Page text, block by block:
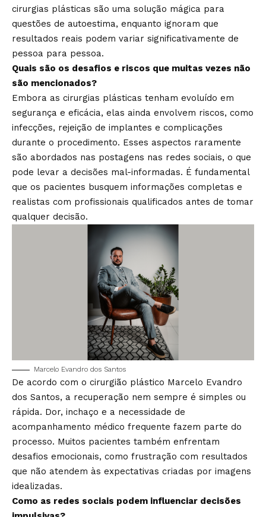
cirurgias plásticas são uma solução mágica para
questões de autoestima, enquanto ignoram que
resultados reais podem variar significativamente de
pessoa para pessoa.
Quais são os desafios e riscos que muitas vezes não
são mencionados?
Embora as cirurgias plásticas tenham evoluído em
segurança e eficácia, elas ainda envolvem riscos, como
infecções, rejeição de implantes e complicações
durante o procedimento. Esses aspectos raramente
são abordados nas postagens nas redes sociais, o que
pode levar a decisões mal-informadas. É fundamental
que os pacientes busquem informações completas e
realistas com profissionais qualificados antes de tomar
qualquer decisão.
Marcelo Evandro dos Santos
De acordo com o cirurgião plástico Marcelo Evandro
dos Santos, a recuperação nem sempre é simples ou
rápida. Dor, inchaço e a necessidade de
acompanhamento médico frequente fazem parte do
processo. Muitos pacientes também enfrentam
desafios emocionais, como frustração com resultados
que não atendem às expectativas criadas por imagens
idealizadas.
Como as redes sociais podem influenciar decisões